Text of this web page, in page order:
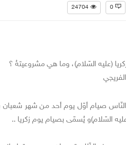
24704 0
(عليه السّلام)، وما هي مشروعيتهُ ؟
صيام أوّل يوم أحد من شهر شعبان
السّلام)و يُسمّى بصيام يوم زكريا ..